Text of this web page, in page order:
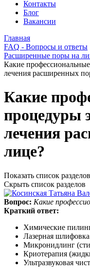
Контакты
Блог
Вакансии
Главная
FAQ - Вопросы и ответы
Расширенные поры на
Какие
лечения расширенных
Какие
процедуры
лечения
лице?
Показать список разделов
Скрыть список разделов
Вопрос: Какие
Краткий ответ:
Химические
Лазерная
Микронидлинг
Криотерапия
Ультразвуковая